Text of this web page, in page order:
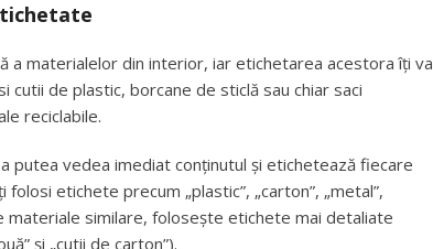
a materialelor din interior, iar etichetarea acestora îți va
cutii de plastic, borcane de sticlă sau chiar saci
reciclabile.
putea vedea imediat conținutul și etichetează fiecare
etichete precum „plastic”, „carton”, „metal”,
materiale similare, folosește etichete mai detaliate
și „cutii de carton”).